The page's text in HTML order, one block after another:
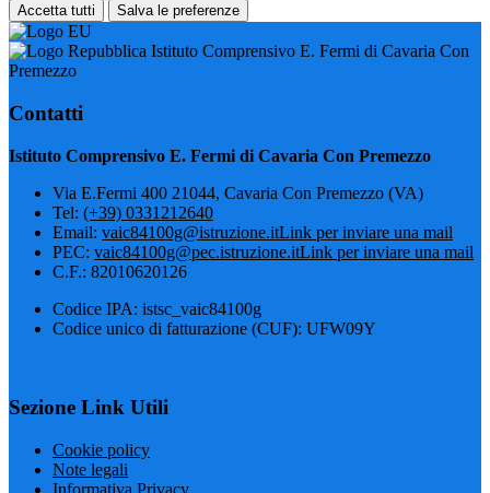
Accetta tutti Salva le preferenze
Istituto Comprensivo E. Fermi di Cavaria Con
Premezzo
Contatti
Istituto Comprensivo E. Fermi di Cavaria Con Premezzo
Via E.Fermi 400 21044, Cavaria Con Premezzo (VA)
Tel: (+39) 0331212640
Email: vaic84100g@istruzione.itLink per inviare una mail
PEC: vaic84100g@pec.istruzione.itLink per inviare una mail
C.F.: 82010620126
Codice IPA: istsc_vaic84100g
Codice unico di fatturazione (CUF): UFW09Y
Sezione Link Utili
Cookie policy
Note legali
Informativa Privacy